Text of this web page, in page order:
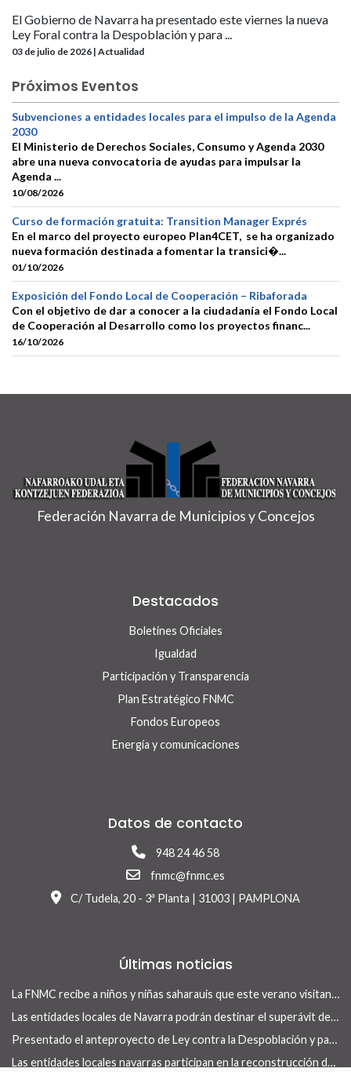
El Gobierno de Navarra ha presentado este viernes la nueva
Ley Foral contra la Despoblación y para ...
03 de julio de 2026 | Actualidad
Próximos Eventos
Subvenciones a entidades locales para el impulso de la Agenda
2030
El Ministerio de Derechos Sociales, Consumo y Agenda 2030
abre una nueva convocatoria de ayudas para impulsar la
Agenda ...
10/08/2026
Curso de formación gratuita: Transition Manager Exprés
En el marco del proyecto europeo Plan4CET, se ha organizado
nueva formación destinada a fomentar la transici�...
01/10/2026
Exposición del Fondo Local de Cooperación – Ribaforada
Con el objetivo de dar a conocer a la ciudadanía el Fondo Local
de Cooperación al Desarrollo como los proyectos financ...
16/10/2026
Federación Navarra de Municipios y Concejos
Destacados
Boletines Oficiales
Igualdad
Participación y Transparencia
Plan Estratégico FNMC
Fondos Europeos
Energía y comunicaciones
Datos de contacto
948 24 46 58
fnmc@fnmc.es
C/ Tudela, 20 - 3ª Planta | 31003 | PAMPLONA
Últimas noticias
La FNMC recibe a niños y niñas saharauis que este verano visitan Navarra con el programa Vacaciones en Paz
Las entidades locales de Navarra podrán destinar el superávit de 2025 a inversiones financieramente sostenibles tras la aprobación del Real Decreto-ley 13/2026
Presentado el anteproyecto de Ley contra la Despoblación y para el Desarrollo Rural
Las entidades locales navarras participan en la reconstrucción de infraestructuras dañadas por la DANA de 175 municipios valencianos